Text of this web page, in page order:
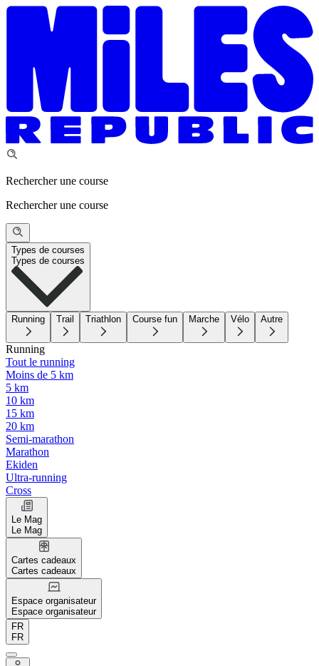
Rechercher une course
Rechercher une course
Types de courses
Types de courses
Running Trail Triathlon Course fun Marche Vélo Autre
Running
Tout le running
Moins de 5 km
5 km
10 km
15 km
20 km
Semi-marathon
Marathon
Ekiden
Ultra-running
Cross
Le Mag
Le Mag
Cartes cadeaux
Cartes cadeaux
Espace organisateur
Espace organisateur
FR
FR